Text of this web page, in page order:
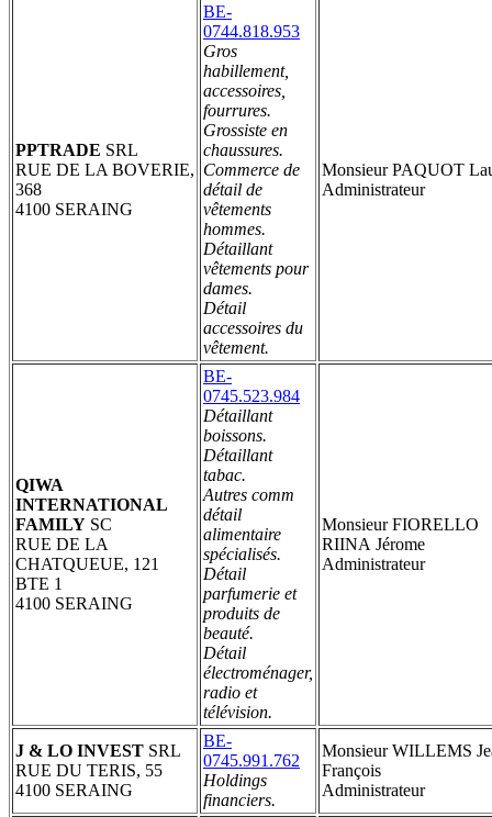
PPTRADE SRL
RUE DE LA BOVERIE,
368
4100 SERAING
BE-
0744.818.953
Gros
habillement,
accessoires,
fourrures.
Grossiste en
chaussures.
Commerce de
détail de
vêtements
hommes.
Détaillant
vêtements pour
dames.
Détail
accessoires du
vêtement.
Monsieur PAQUOT
Administrateur
QIWA
INTERNATIONAL
FAMILY SC
RUE DE LA
CHATQUEUE, 121
BTE 1
4100 SERAING
BE-
0745.523.984
Détaillant
boissons.
Détaillant
tabac.
Autres comm
détail
alimentaire
spécialisés.
Détail
parfumerie et
produits de
beauté.
Détail
électroménager,
radio et
télévision.
Monsieur FIORELLO
RIINA Jérome
Administrateur
J & LO INVEST SRL
RUE DU TERIS, 55
4100 SERAING
BE-
0745.991.762
Holdings
financiers.
Monsieur WILLEMS
François
Administrateur